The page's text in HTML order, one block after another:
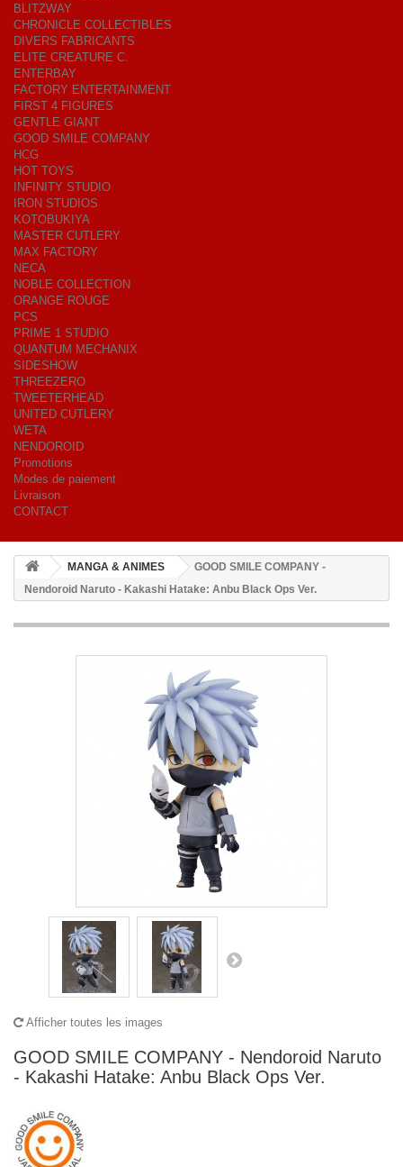
BLITZWAY
CHRONICLE COLLECTIBLES
DIVERS FABRICANTS
ELITE CREATURE C.
ENTERBAY
FACTORY ENTERTAINMENT
FIRST 4 FIGURES
GENTLE GIANT
GOOD SMILE COMPANY
HCG
HOT TOYS
INFINITY STUDIO
IRON STUDIOS
KOTOBUKIYA
MASTER CUTLERY
MAX FACTORY
NECA
NOBLE COLLECTION
ORANGE ROUGE
PCS
PRIME 1 STUDIO
QUANTUM MECHANIX
SIDESHOW
THREEZERO
TWEETERHEAD
UNITED CUTLERY
WETA
NENDOROID
Promotions
Modes de paiement
Livraison
CONTACT
MANGA & ANIMES
GOOD SMILE COMPANY -
Nendoroid Naruto - Kakashi Hatake: Anbu Black Ops Ver.
Afficher toutes les images
GOOD SMILE COMPANY - Nendoroid Naruto
- Kakashi Hatake: Anbu Black Ops Ver.